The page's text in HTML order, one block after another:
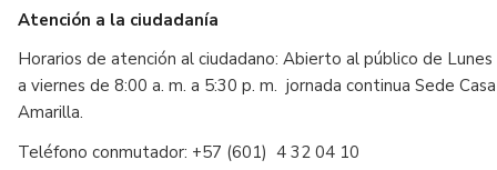
Atención a la ciudadanía
Horarios de atención al ciudadano: Abierto al público de Lunes
a viernes de 8:00 a. m. a 5:30 p. m. jornada continua Sede Casa
Amarilla.
Teléfono conmutador: +57 (601) 4 32 04 10